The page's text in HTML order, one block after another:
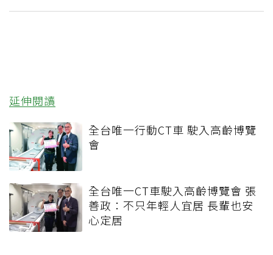
延伸閱讀
全台唯一行動CT車 駛入高齡博覽
會
全台唯一CT車駛入高齡博覽會 張
善政：不只年輕人宜居 長輩也安
心定居